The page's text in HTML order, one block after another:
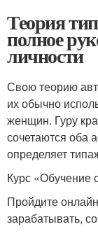
Теория
полное
личности
Свою теорию
их обычно
женщин. Гуру
сочетаются оба
определяет
Курс «Обучение
Пройдите
зарабатывать,